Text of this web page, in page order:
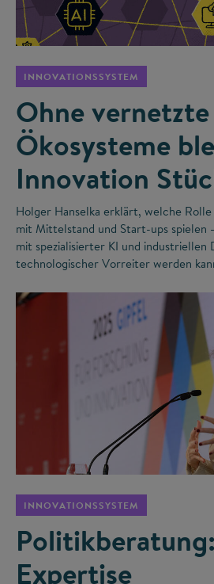
INNOVATIONSSYSTEM
Ohne vernetzte
Ökosysteme
Innovation
Holger Hanselka erklärt, welche
mit Mittelstand und Start-ups spielen
mit spezialisierter KI und industriellen
technologischer Vorreiter werden
INNOVATIONSSYSTEM
Expertise